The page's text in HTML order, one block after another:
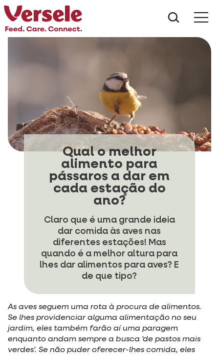
Qual o melhor
alimento para
pássaros a dar em
cada estação do
ano?
Claro que é uma grande ideia
dar comida às aves nas
diferentes estações! Mas
quando é a melhor altura para
lhes dar alimentos para aves? E
de que tipo?
As aves seguem uma rota à procura de alimentos.
Se lhes providenciar alguma alimentação no seu
jardim, eles também farão aí uma paragem
enquanto andam sempre a busca 'de pastos mais
verdes'. Se não puder oferecer-lhes comida, eles